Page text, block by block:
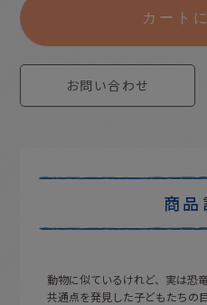
カート
お問い合わせ
商品
動物に似ているけれど、実は恐
共通点を発見した子どもたちの